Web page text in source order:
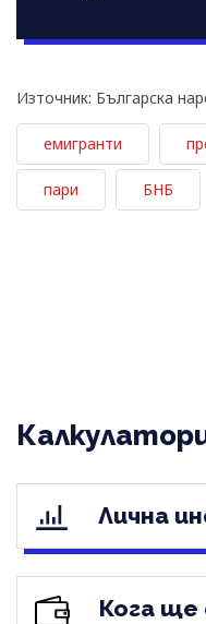
Източник: Българска
емигранти
пари БНБ
Лична
Кога ще